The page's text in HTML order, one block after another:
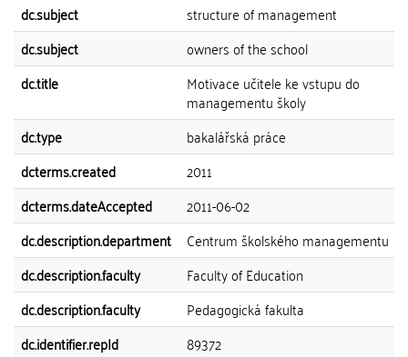
dc.subject
structure of management
dc.subject
owners of the school
dc.title
Motivace učitele ke vstupu do
managementu školy
dc.type
bakalářská práce
dcterms.created
2011
dcterms.dateAccepted
2011-06-02
dc.description.department
Centrum školského managementu
dc.description.faculty
Faculty of Education
dc.description.faculty
Pedagogická fakulta
dc.identifier.repId
89372